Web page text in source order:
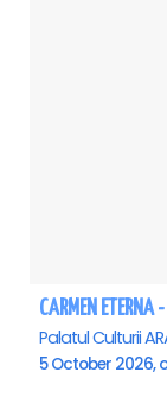
CARMEN ETERNA
Palatul Culturii
5 October 2026,